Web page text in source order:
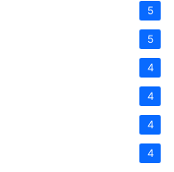
5
5
4
4
4
4